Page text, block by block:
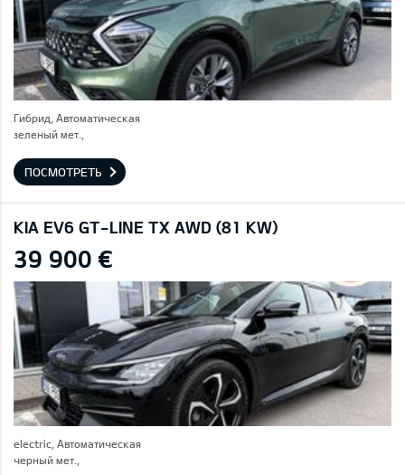
Гибрид, Автоматическая
зеленый мет.,
ПОСМОТРЕТЬ
KIA EV6 GT-LINE TX AWD (81 KW)
39 900 €
electric, Автоматическая
черный мет.,